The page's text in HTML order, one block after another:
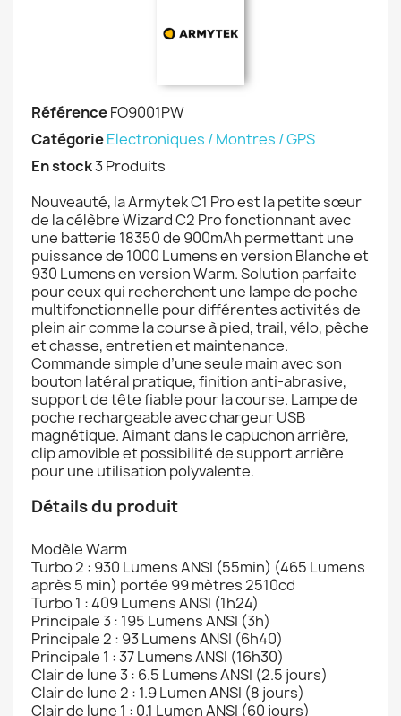
RéférenceFO9001PW
CatégorieElectroniques / Montres / GPS
En stock3 Produits
Nouveauté, la Armytek C1 Pro est la petite sœur
de la célèbre Wizard C2 Pro fonctionnant avec
une batterie 18350 de 900mAh permettant une
puissance de 1000 Lumens en version Blanche et
930 Lumens en version Warm. Solution parfaite
pour ceux qui recherchent une lampe de poche
multifonctionnelle pour différentes activités de
plein air comme la course à pied, trail, vélo, pêche
et chasse, entretien et maintenance.
Commande simple d’une seule main avec son
bouton latéral pratique, finition anti-abrasive,
support de tête fiable pour la course. Lampe de
poche rechargeable avec chargeur USB
magnétique. Aimant dans le capuchon arrière,
clip amovible et possibilité de support arrière
pour une utilisation polyvalente.
Détails du produit
Modèle Warm
Turbo 2 : 930 Lumens ANSI (55min) (465 Lumens
après 5 min) portée 99 mètres 2510cd
Turbo 1 : 409 Lumens ANSI (1h24)
Principale 3 : 195 Lumens ANSI (3h)
Principale 2 : 93 Lumens ANSI (6h40)
Principale 1 : 37 Lumens ANSI (16h30)
Clair de lune 3 : 6.5 Lumens ANSI (2.5 jours)
Clair de lune 2 : 1.9 Lumen ANSI (8 jours)
Clair de lune 1 : 0.1 Lumen ANSI (60 jours)